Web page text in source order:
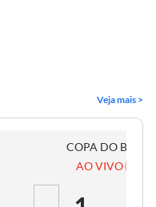
Veja mais >
COPA DO
AO VIVO